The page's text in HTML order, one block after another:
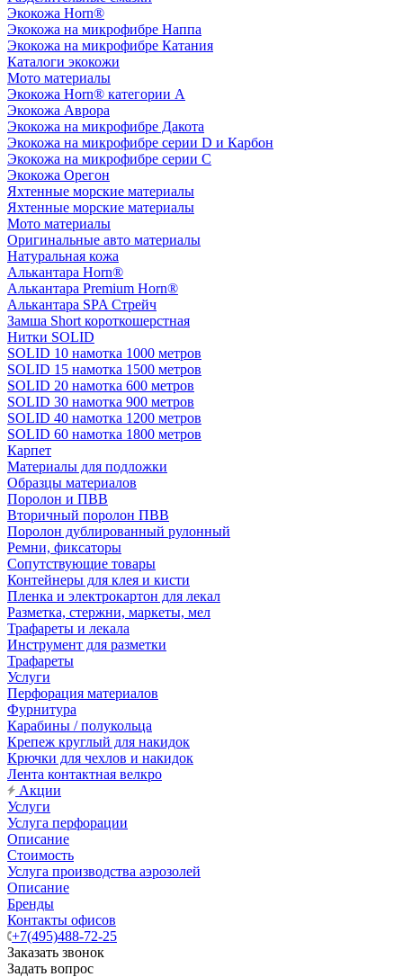
Экокожа Horn®
Экокожа на микрофибре Наппа
Экокожа на микрофибре Катания
Каталоги экокожи
Мото материалы
Экокожа Horn® категории A
Экокожа Аврора
Экокожа на микрофибре Дакота
Экокожа на микрофибре серии D и Карбон
Экокожа на микрофибре серии С
Экокожа Орегон
Яхтенные морские материалы
Яхтенные морские материалы
Мото материалы
Оригинальные авто материалы
Натуральная кожа
Алькантара Horn®
Алькантара Premium Horn®
Алькантара SPA Стрейч
Замша Short короткошерстная
Нитки SOLID
SOLID 10 намотка 1000 метров
SOLID 15 намотка 1500 метров
SOLID 20 намотка 600 метров
SOLID 30 намотка 900 метров
SOLID 40 намотка 1200 метров
SOLID 60 намотка 1800 метров
Карпет
Материалы для подложки
Образцы материалов
Поролон и ПВВ
Вторичный поролон ПВВ
Поролон дублированный рулонный
Ремни, фиксаторы
Сопутствующие товары
Контейнеры для клея и кисти
Пленка и электрокартон для лекал
Разметка, стержни, маркеты, мел
Трафареты и лекала
Инструмент для разметки
Трафареты
Услуги
Перфорация материалов
Фурнитура
Карабины / полукольца
Крепеж круглый для накидок
Крючки для чехлов и накидок
Лента контактная велкро
Акции
Услуги
Услуга перфорации
Описание
Стоимость
Услуга производства аэрозолей
Описание
Бренды
Контакты офисов
+7(495)488-72-25
Заказать звонок
Задать вопрос